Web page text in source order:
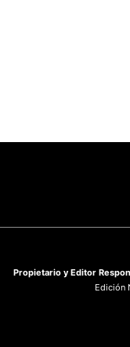
Propietario y Editor
Edición